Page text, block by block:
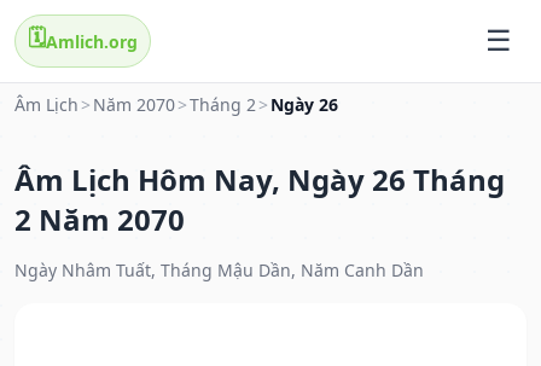
🗓️Amlich.org
Âm Lịch > Năm 2070>Tháng 2> Ngày 26
Âm Lịch Hôm Nay, Ngày 26 Tháng
2 Năm 2070
Ngày Nhâm Tuất, Tháng Mậu Dần, Năm Canh Dần